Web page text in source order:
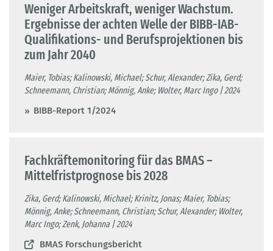
Weniger Arbeitskraft, weniger Wachstum.
Ergebnisse der achten Welle der BIBB-IAB-
Qualifikations- und Berufsprojektionen bis
zum Jahr 2040
Maier, Tobias; Kalinowski, Michael; Schur, Alexander; Zika, Gerd;
Schneemann, Christian; Mönnig, Anke; Wolter, Marc Ingo | 2024
BIBB-Report 1/2024
Fachkräftemonitoring für das BMAS –
Mittelfristprognose bis 2028
Zika, Gerd; Kalinowski, Michael; Krinitz, Jonas; Maier, Tobias;
Mönnig, Anke; Schneemann, Christian; Schur, Alexander; Wolter,
Marc Ingo; Zenk, Johanna | 2024
BMAS Forschungsbericht